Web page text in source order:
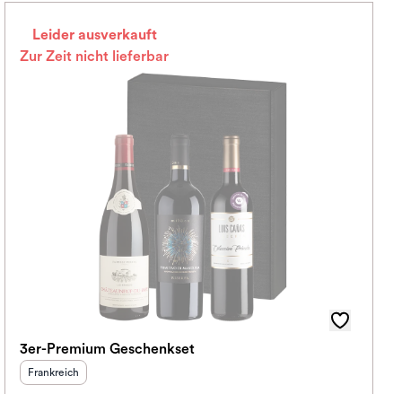
Leider ausverkauft
Zur Zeit nicht lieferbar
3er-Premium Geschenkset
Herkunftsland
Frankreich